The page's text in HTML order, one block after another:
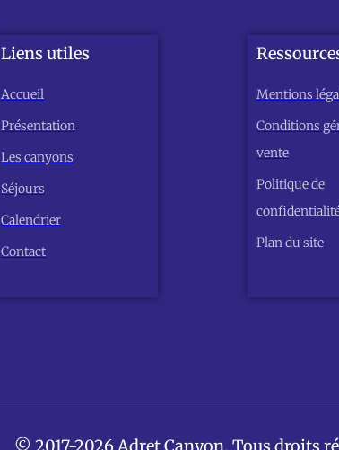
Liens utiles
Accueil
Présentation
Les canyons
Séjours
Calendrier
Contact
Mentions
Conditions
vente
Politique de
Plan du site